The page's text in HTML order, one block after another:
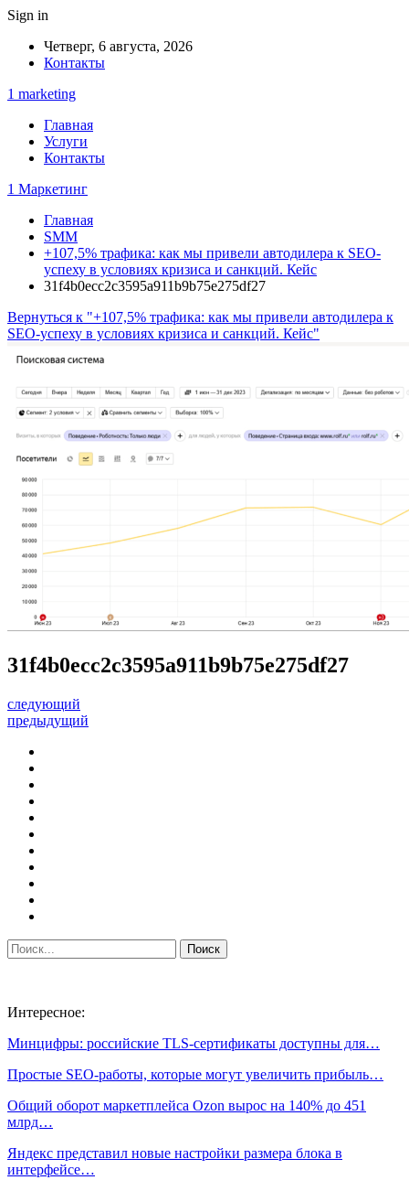
Sign in
Четверг, 6 августа, 2026
Контакты
1 marketing
Главная
Услуги
Контакты
1 Маркетинг
Главная
SMM
+107,5% трафика: как мы привели автодилера к SEO-
успеху в условиях кризиса и санкций. Кейс
31f4b0ecc2c3595a911b9b75e275df27
Вернуться к "+107,5% трафика: как мы привели автодилера к
SEO-успеху в условиях кризиса и санкций. Кейс"
31f4b0ecc2c3595a911b9b75e275df27
следующий
предыдущий
Интересное:
Минцифры: российские TLS-сертификаты доступны для…
Простые SEO-работы, которые могут увеличить прибыль…
Общий оборот маркетплейса Ozon вырос на 140% до 451
млрд…
Яндекс представил новые настройки размера блока в
интерфейсе…